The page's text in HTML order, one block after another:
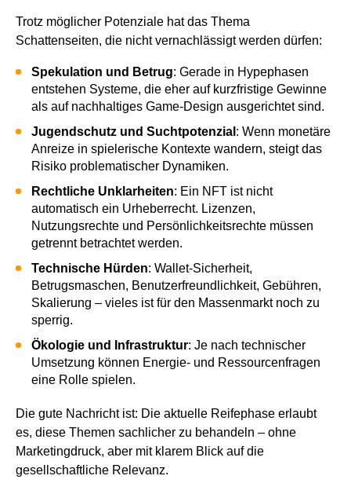
Trotz möglicher Potenziale hat das Thema
Schattenseiten, die nicht vernachlässigt werden dürfen:
Spekulation und Betrug: Gerade in Hypephasen
entstehen Systeme, die eher auf kurzfristige Gewinne
als auf nachhaltiges Game‑Design ausgerichtet sind.
Jugendschutz und Suchtpotenzial : Wenn monetäre
Anreize in spielerische Kontexte wandern, steigt das
Risiko problematischer Dynamiken.
Rechtliche Unklarheiten: Ein NFT ist nicht
automatisch ein Urheberrecht. Lizenzen,
Nutzungsrechte und Persönlichkeitsrechte müssen
getrennt betrachtet werden.
Technische Hürden: Wallet‑Sicherheit,
Betrugsmaschen, Benutzerfreundlichkeit, Gebühren,
Skalierung – vieles ist für den Massenmarkt noch zu
sperrig.
Ökologie und Infrastruktur: Je nach technischer
Umsetzung können Energie- und Ressourcenfragen
eine Rolle spielen.
Die gute Nachricht ist: Die aktuelle Reifephase erlaubt
es, diese Themen sachlicher zu behandeln – ohne
Marketingdruck, aber mit klarem Blick auf die
gesellschaftliche Relevanz.